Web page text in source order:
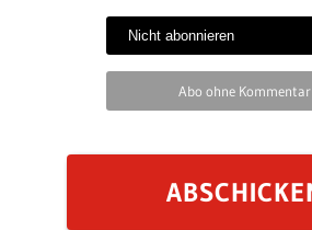
Abo ohne Kommentar